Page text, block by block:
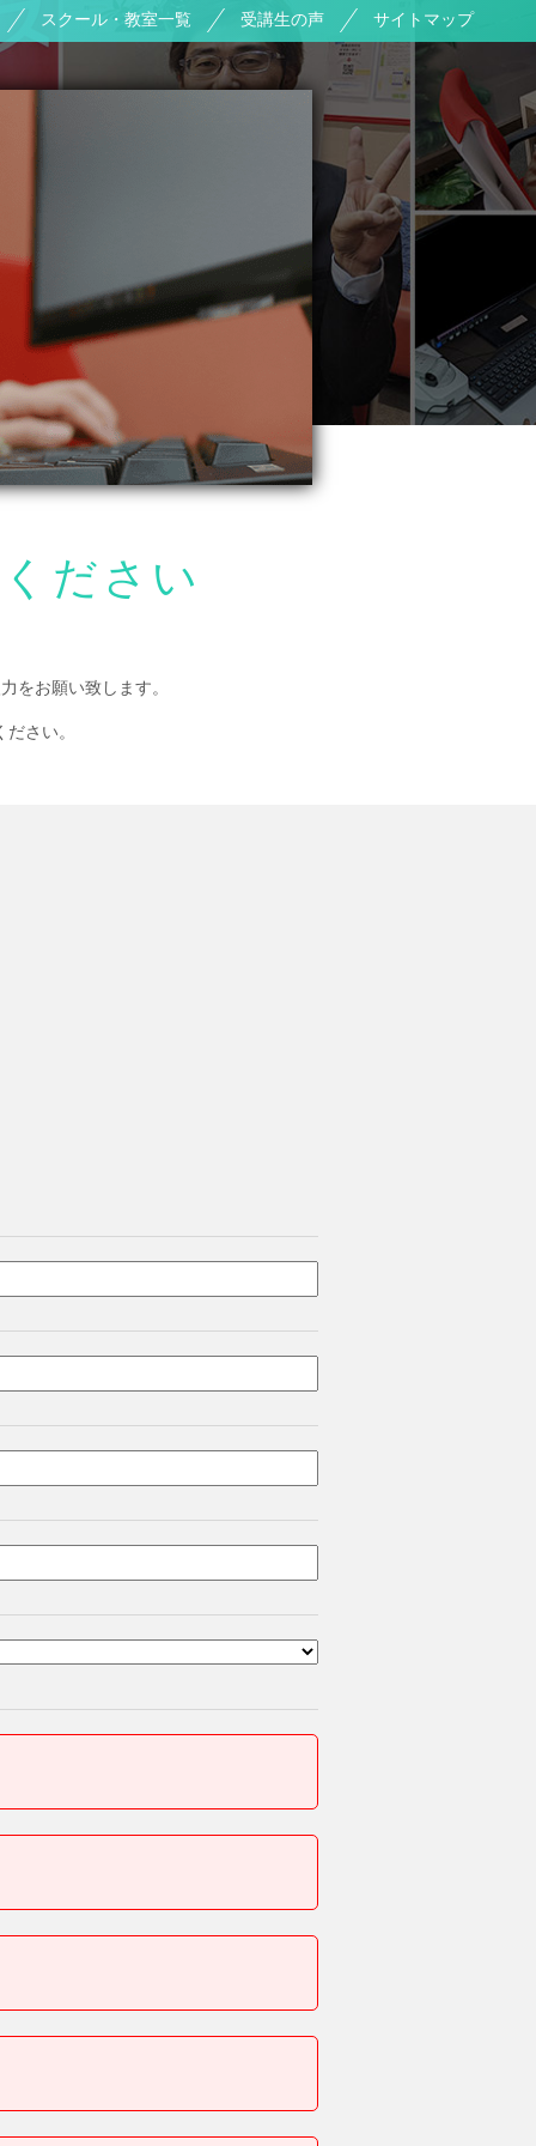
スクール・教室一覧 受講生の声 サイトマップ
ださい
をお願い致します。
さい。